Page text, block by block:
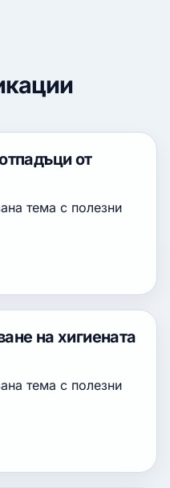
от
тема с полезни
на хигиената
тема с полезни